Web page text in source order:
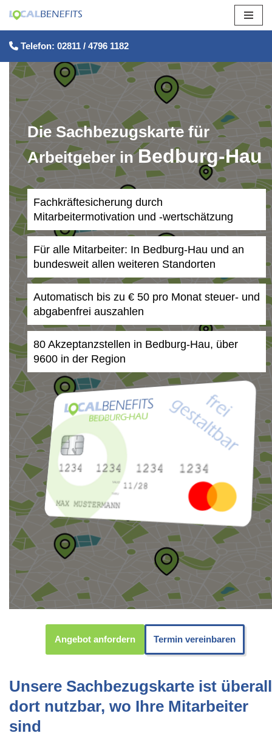
Zum
Inhalt
springen
Telefon: 02811 / 4796 1182
Die Sachbezugskarte für
Arbeitgeber inBedburg-Hau
Fachkräftesicherung durch
Mitarbeitermotivation und -wertschätzung
Für alle Mitarbeiter: In Bedburg-Hau und an
bundesweit allen weiteren Standorten
Automatisch bis zu € 50 pro Monat steuer- und
abgabenfrei auszahlen
80 Akzeptanzstellen in Bedburg-Hau, über
9600 in der Region
Angebot anfordern Termin vereinbaren
Unsere Sachbezugskarte ist überall
dort nutzbar, wo Ihre Mitarbeiter
sind